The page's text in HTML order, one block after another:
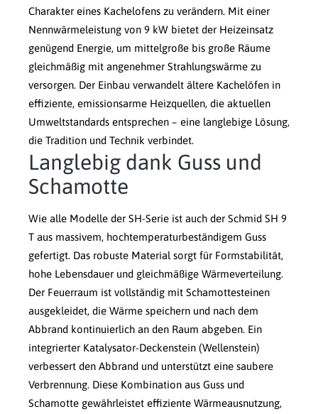
Charakter eines Kachelofens zu verändern. Mit einer
Nennwärmeleistung von 9 kW bietet der Heizeinsatz
genügend Energie, um mittelgroße bis große Räume
gleichmäßig mit angenehmer Strahlungswärme zu
versorgen. Der Einbau verwandelt ältere Kachelöfen in
effiziente, emissionsarme Heizquellen, die aktuellen
Umweltstandards entsprechen – eine langlebige Lösung,
die Tradition und Technik verbindet.
Langlebig dank Guss und
Schamotte
Wie alle Modelle der SH-Serie ist auch der Schmid SH 9
T aus massivem, hochtemperaturbeständigem Guss
gefertigt. Das robuste Material sorgt für Formstabilität,
hohe Lebensdauer und gleichmäßige Wärmeverteilung.
Der Feuerraum ist vollständig mit Schamottesteinen
ausgekleidet, die Wärme speichern und nach dem
Abbrand kontinuierlich an den Raum abgeben. Ein
integrierter Katalysator-Deckenstein (Wellenstein)
verbessert den Abbrand und unterstützt eine saubere
Verbrennung. Diese Kombination aus Guss und
Schamotte gewährleistet effiziente Wärmeausnutzung,